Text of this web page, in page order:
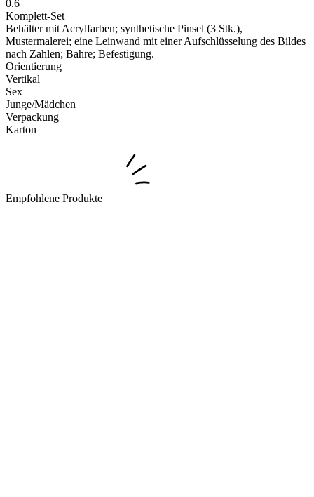
0.6
Komplett-Set
Behälter mit Acrylfarben; synthetische Pinsel (3 Stk.),
Mustermalerei; eine Leinwand mit einer Aufschlüsselung des Bildes
nach Zahlen; Bahre; Befestigung.
Orientierung
Vertikal
Sex
Junge/Mädchen
Verpackung
Karton
Empfohlene Produkte